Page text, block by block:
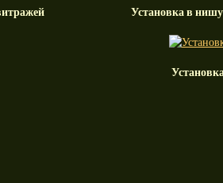
Установка в